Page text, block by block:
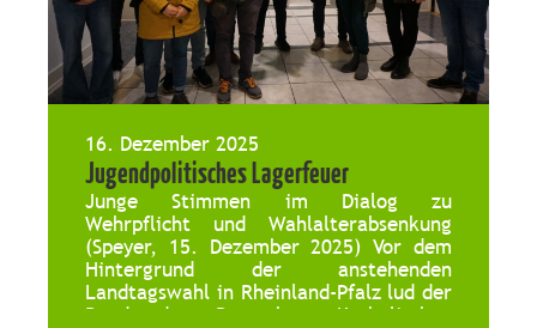
16. Dezember 2025
Jugendpolitisches Lagerfeuer
Junge Stimmen im Dialog zu
Wehrpflicht und Wahlalterabsenkung
(Speyer, 15. Dezember 2025) Vor dem
Hintergrund der anstehenden
Landtagswahl in Rheinland-Pfalz lud der
Bund der Deutschen Katholischen